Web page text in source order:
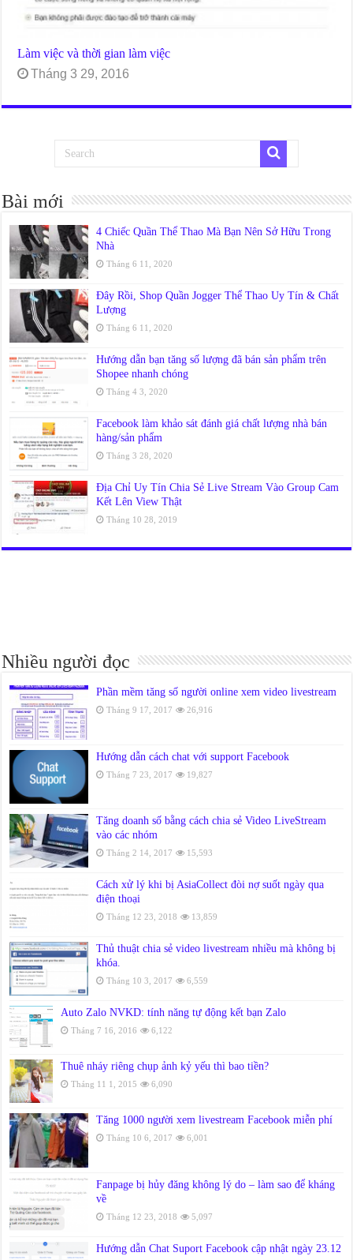
Làm việc và thời gian làm việc
Tháng 3 29, 2016
Bài mới
4 Chiếc Quần Thể Thao Mà Bạn Nên Sở Hữu Trong
Nhà
Tháng 6 11, 2020
Đây Rồi, Shop Quần Jogger Thể Thao Uy Tín & Chất
Lượng
Tháng 6 11, 2020
Hướng dẫn bạn tăng số lượng đã bán sản phẩm trên
Shopee nhanh chóng
Tháng 4 3, 2020
Facebook làm khảo sát đánh giá chất lượng nhà bán
hàng/sản phẩm
Tháng 3 28, 2020
Địa Chỉ Uy Tín Chia Sẻ Live Stream Vào Group Cam
Kết Lên View Thật
Tháng 10 28, 2019
Nhiều người đọc
Phần mềm tăng số người online xem video livestream
Tháng 9 17, 2017 26,916
Hướng dẫn cách chat với support Facebook
Tháng 7 23, 2017 19,827
Tăng doanh số bằng cách chia sẻ Video LiveStream
vào các nhóm
Tháng 2 14, 2017 15,593
Cách xử lý khi bị AsiaCollect đòi nợ suốt ngày qua
điện thoại
Tháng 12 23, 2018 13,859
Thủ thuật chia sẻ video livestream nhiều mà không bị
khóa.
Tháng 10 3, 2017 6,559
Auto Zalo NVKD: tính năng tự động kết bạn Zalo
Tháng 7 16, 2016 6,122
Thuê nháy riêng chụp ảnh kỷ yếu thì bao tiền?
Tháng 11 1, 2015 6,090
Tăng 1000 người xem livestream Facebook miễn phí
Tháng 10 6, 2017 6,001
Fanpage bị hủy đăng không lý do – làm sao để kháng
về
Tháng 12 23, 2018 5,097
Hướng dẫn Chat Suport Facebook cập nhật ngày 23.12